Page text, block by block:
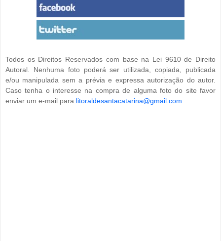
Todos os Direitos Reservados com base na Lei 9610 de Direito
Autoral. Nenhuma foto poderá ser utilizada, copiada, publicada
e/ou manipulada sem a prévia e expressa autorização do autor.
Caso tenha o interesse na compra de alguma foto do site favor
enviar um e-mail para litoraldesantacatarina@gmail.com